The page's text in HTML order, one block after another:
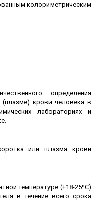
колориметрическим
определения
крови человека в
лабораториях и
или плазма крови
температуре (+18-25ºС)
в течение всего срока